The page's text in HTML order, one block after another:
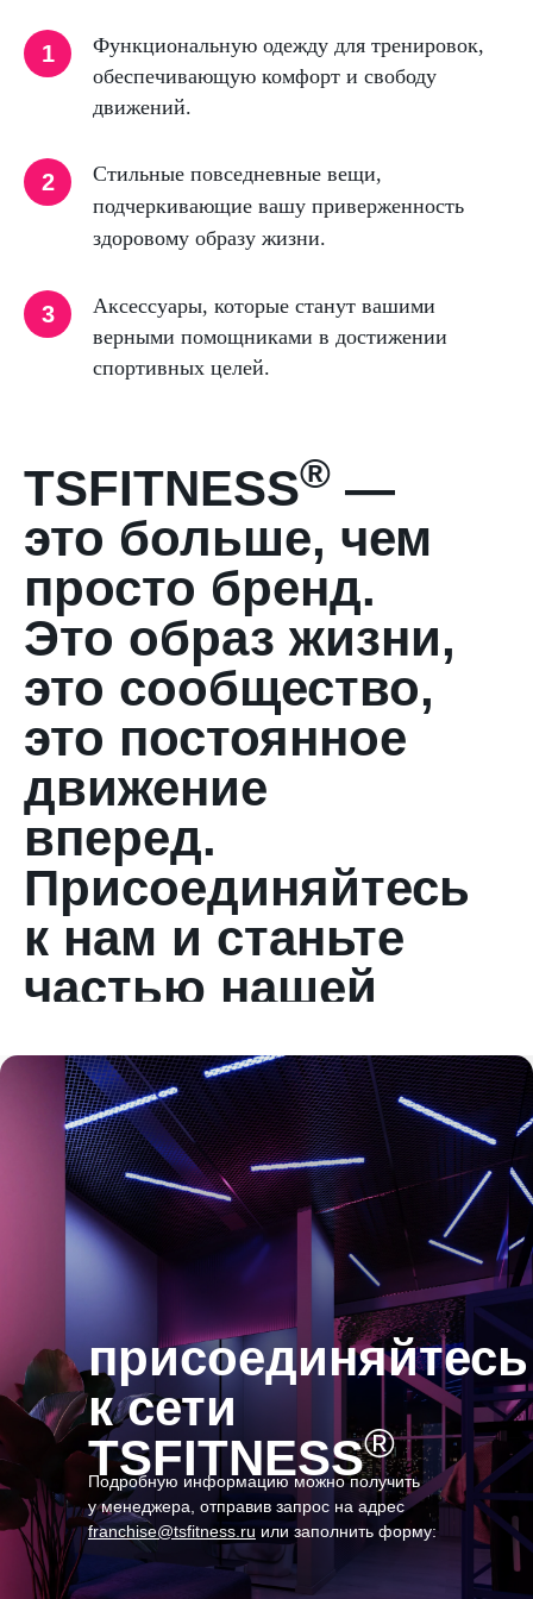
1
Функциональную одежду для тренировок,
обеспечивающую комфорт и свободу
движений.
2
Стильные повседневные вещи,
подчеркивающие вашу приверженность
здоровому образу жизни.
3
Аксессуары, которые станут вашими
верными помощниками в достижении
спортивных целей.
TSFITNESS® —
это больше, чем
просто бренд.
Это образ жизни,
это сообщество,
это постоянное
движение
вперед.
Присоединяйтесь
к нам и станьте
частью нашей
Подробную информацию можно получить
у менеджера, отправив запрос на адрес
franchise@tsfitness.ru или заполнить форму:
присоединяйтесь
к сети
TSFITNESS®